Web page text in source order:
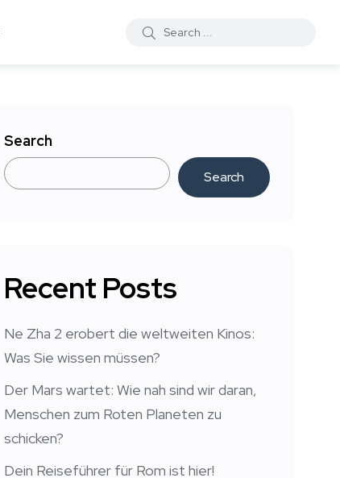
Search
Search
Recent Posts
Ne Zha 2 erobert die weltweiten Kinos:
Was Sie wissen müssen?
Der Mars wartet: Wie nah sind wir daran,
Menschen zum Roten Planeten zu
schicken?
Dein Reiseführer für Rom ist hier!